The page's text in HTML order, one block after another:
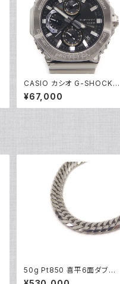
CASIO カシオ G-SHOCK
ジーショック GMC-B2100D
-1AJF フルメタルクロノグラフ
ソーラー電波時計 モバイルリ
¥67,000
50g Pt850 喜平6面ダブル
ネックレス プラチナ ネックレ